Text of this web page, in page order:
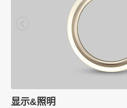
显示&照明